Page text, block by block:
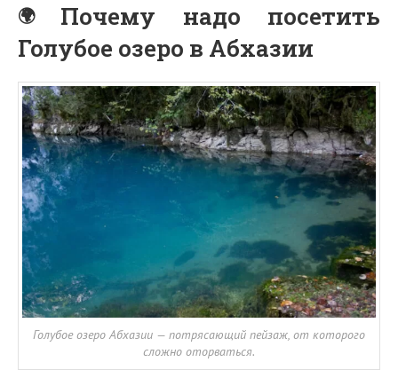
Почему надо посетить
Голубое озеро в Абхазии
Голубое озеро Абхазии — потрясающий пейзаж, от которого
сложно оторваться.